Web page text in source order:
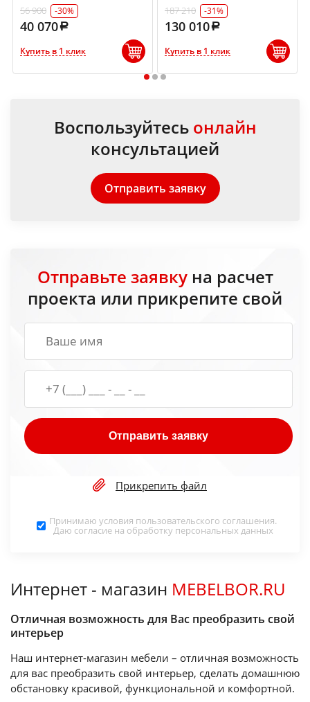
56 900 -30%
40 070
Купить в 1 клик
187 210 -31%
130 010
Купить в 1 клик
1 2 3
Воспользуйтесь онлайн
консультацией
Отправить заявку
Отправьте заявкуна расчет
проекта или прикрепите свой
Отправить заявку
Прикрепить файл
Принимаю условия пользовательского соглашения.
Даю согласие на обработку персональных данных
Интернет - магазин MEBELBOR.RU
Отличная возможность для Вас преобразить свой
интерьер
Наш интернет-магазин мебели – отличная возможность
для вас преобразить свой интерьер, сделать домашнюю
обстановку красивой, функциональной и комфортной.